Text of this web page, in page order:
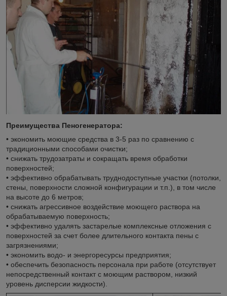
Преимущества Пеногенератора:
• экономить моющие средства в 3-5 раз по сравнению с
традиционными способами очистки;
• снижать трудозатраты и сокращать время обработки
поверхностей;
• эффективно обрабатывать труднодоступные участки (потолки,
стены, поверхности сложной конфигурации и т.п.), в том числе
на высоте до 6 метров;
• снижать агрессивное воздействие моющего раствора на
обрабатываемую поверхность;
• эффективно удалять застарелые комплексные отложения с
поверхностей за счет более длительного контакта пены с
загрязнениями;
• экономить водо- и энергоресурсы предприятия;
• обеспечить безопасность персонала при работе (отсутствует
непосредственный контакт с моющим раствором, низкий
уровень дисперсии жидкости).